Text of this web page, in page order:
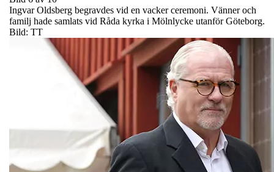
Ingvar Oldsberg begravdes vid en vacker ceremoni. Vänner och
familj hade samlats vid Råda kyrka i Mölnlycke utanför Göteborg.
Bild: TT